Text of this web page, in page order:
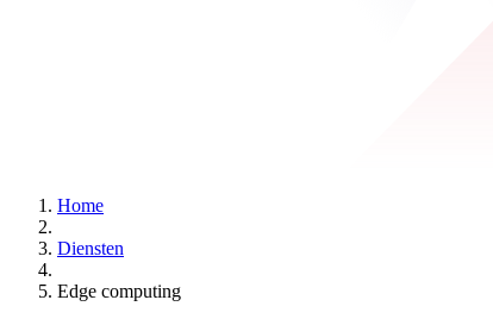
Home
Diensten
Edge computing​